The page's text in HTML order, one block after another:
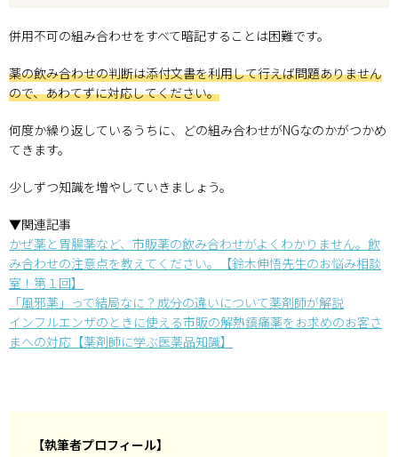
併用不可の組み合わせをすべて暗記することは困難です。
薬の飲み合わせの判断は添付文書を利用して行えば問題ありません
ので、あわてずに対応してください。
何度か繰り返しているうちに、どの組み合わせがNGなのかがつかめ
てきます。
少しずつ知識を増やしていきましょう。
▼関連記事
かぜ薬と胃腸薬など、市販薬の飲み合わせがよくわかりません。飲
み合わせの注意点を教えてください。【鈴木伸悟先生のお悩み相談
室！第１回】
「風邪薬」って結局なに？成分の違いについて薬剤師が解説
インフルエンザのときに使える市販の解熱鎮痛薬をお求めのお客さ
まへの対応【薬剤師に学ぶ医薬品知識】
【執筆者プロフィール】